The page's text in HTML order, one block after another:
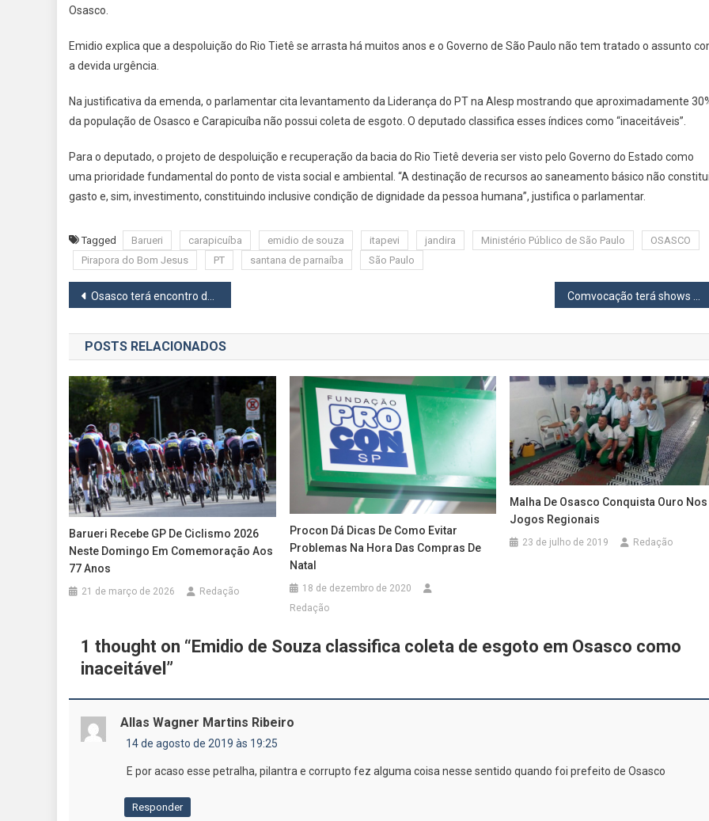
Inaceitável
Osasco.
Emidio explica que a despoluição do Rio Tietê se arrasta há muitos anos e o Governo de São Paulo não tem tratado o assunto
a devida urgência.
Na justificativa da emenda, o parlamentar cita levantamento da Liderança do PT na Alesp mostrando que aproximadamente
da população de Osasco e Carapicuíba não possui coleta de esgoto. O deputado classifica esses índices como “inaceitáveis”.
Para o deputado, o projeto de despoluição e recuperação da bacia do Rio Tietê deveria ser visto pelo Governo do Estado como
uma prioridade fundamental do ponto de vista social e ambiental. “A destinação de recursos ao saneamento básico não
gasto e, sim, investimento, constituindo inclusive condição de dignidade da pessoa humana”, justifica o parlamentar.
Tagged Barueri carapicuíba emidio de souza itapevi jandira Ministério Público de São Paulo
OSASCO
Pirapora do Bom Jesus
PT santana de parnaíba São Paulo
Navegação
de
Post
Osasco terá encontro de carros antigos
POSTS RELACIONADOS
Barueri Recebe GP De Ciclismo 2026
Neste Domingo Em Comemoração Aos
77 Anos
21 de março de 2026 Redação
Procon Dá Dicas De Como Evitar
Problemas Na Hora Das Compras De
Natal
18 de dezembro de 2020
Redação
Malha De Osasco Conquista Ouro Nos
Jogos Regionais
23 de julho de 2019 Redação
1 thought on “ Emidio de Souza classifica coleta de esgoto em Osasco como
inaceitável ”
Allas Wagner Martins Ribeiro
14 de agosto de 2019 às 19:25
E por acaso esse petralha, pilantra e corrupto fez alguma coisa nesse sentido quando foi prefeito de Osasco
Responder